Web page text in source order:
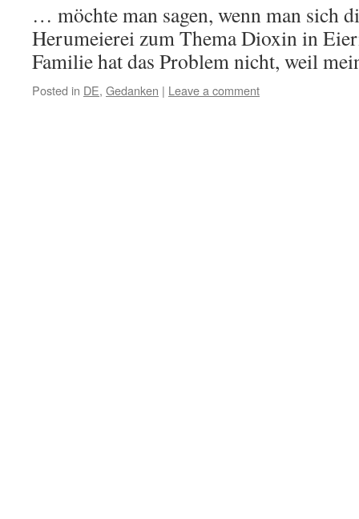
… möchte man sagen, wenn man sich
Herumeierei zum Thema Dioxin in
Familie hat das Problem nicht, weil
Posted in DE, Gedanken | Leave a comment